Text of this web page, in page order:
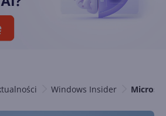
Windows Insider